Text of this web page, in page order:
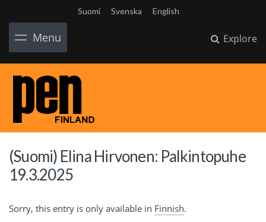
Suomi Svenska English
Menu Explore
(Suomi) Elina Hirvonen: Palkintopuhe
19.3.2025
Sorry, this entry is only available in Finnish.